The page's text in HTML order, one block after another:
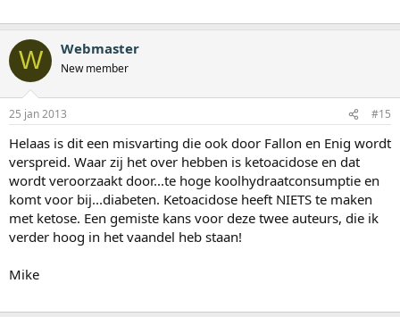
W Webmaster
New member
25 jan 2013 #15
Helaas is dit een misvarting die ook door Fallon en Enig wordt
verspreid. Waar zij het over hebben is ketoacidose en dat
wordt veroorzaakt door...te hoge koolhydraatconsumptie en
komt voor bij...diabeten. Ketoacidose heeft NIETS te maken
met ketose. Een gemiste kans voor deze twee auteurs, die ik
verder hoog in het vaandel heb staan!
Mike